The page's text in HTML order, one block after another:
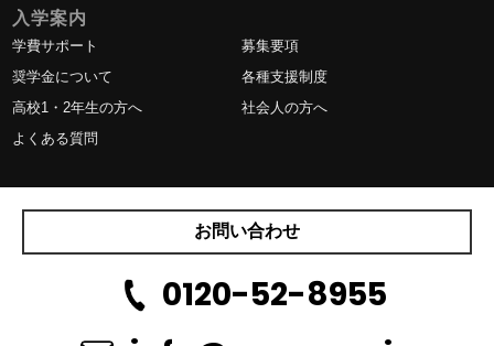
入学案内
学費サポート
募集要項
奨学金について
各種支援制度
高校1・2年生の方へ
社会人の方へ
よくある質問
お問い合わせ
0120-52-8955